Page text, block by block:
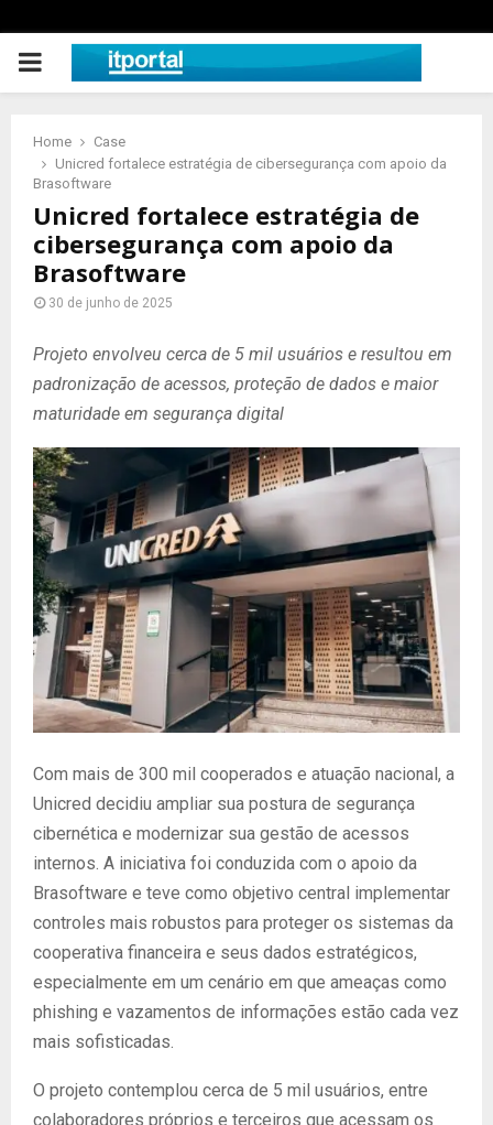
PRIMARY
Home
Case
Unicred fortalece estratégia de cibersegurança com apoio da
Brasoftware
Unicred fortalece estratégia de
cibersegurança com apoio da
Brasoftware
30 de junho de 2025
Projeto envolveu cerca de 5 mil usuários e resultou em
padronização de acessos, proteção de dados e maior
maturidade em segurança digital
Com mais de 300 mil cooperados e atuação nacional, a
Unicred decidiu ampliar sua postura de segurança
cibernética e modernizar sua gestão de acessos
internos. A iniciativa foi conduzida com o apoio da
Brasoftware e teve como objetivo central implementar
controles mais robustos para proteger os sistemas da
cooperativa financeira e seus dados estratégicos,
especialmente em um cenário em que ameaças como
phishing e vazamentos de informações estão cada vez
mais sofisticadas.
O projeto contemplou cerca de 5 mil usuários, entre
colaboradores próprios e terceiros que acessam os